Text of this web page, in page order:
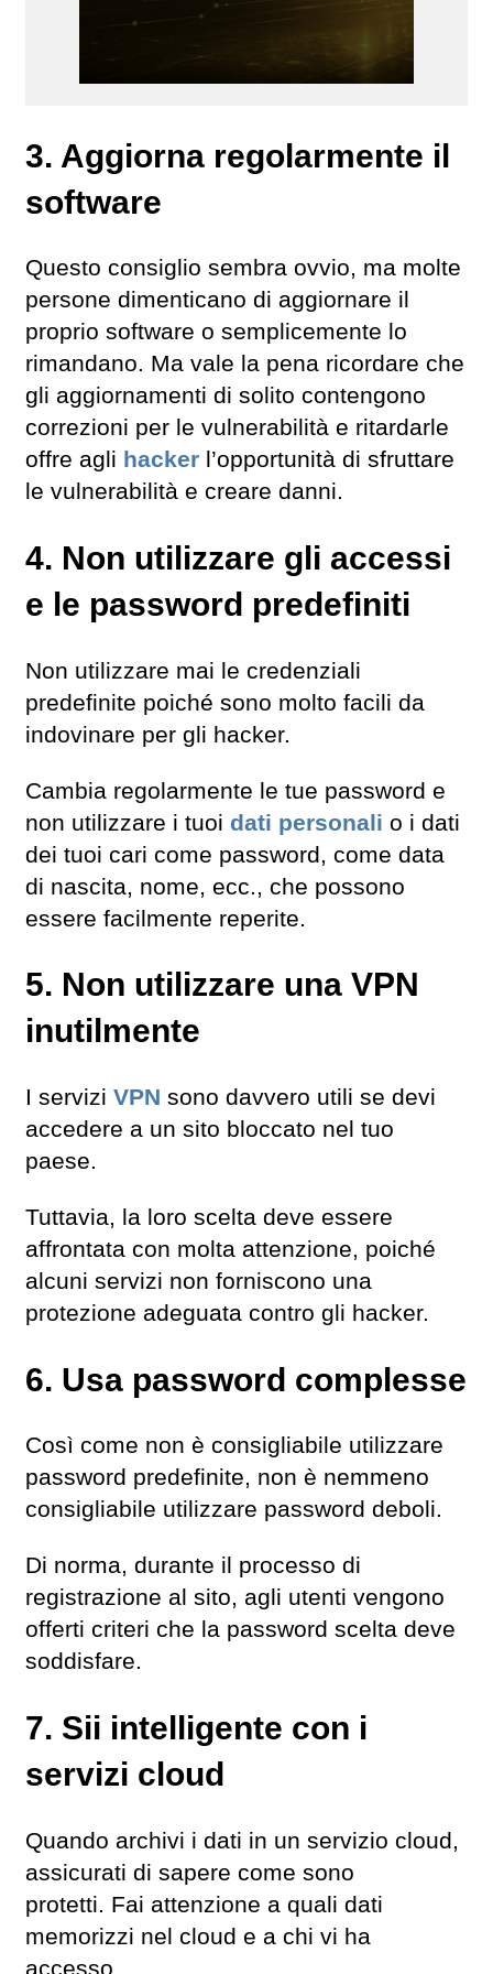
3. Aggiorna regolarmente il
software
Questo consiglio sembra ovvio, ma molte
persone dimenticano di aggiornare il
proprio software o semplicemente lo
rimandano. Ma vale la pena ricordare che
gli aggiornamenti di solito contengono
correzioni per le vulnerabilità e ritardarle
offre agli hacker l’opportunità di sfruttare
le vulnerabilità e creare danni.
4. Non utilizzare gli accessi
e le password predefiniti
Non utilizzare mai le credenziali
predefinite poiché sono molto facili da
indovinare per gli hacker.
Cambia regolarmente le tue password e
non utilizzare i tuoi dati personali o i dati
dei tuoi cari come password, come data
di nascita, nome, ecc., che possono
essere facilmente reperite.
5. Non utilizzare una VPN
inutilmente
I servizi VPN sono davvero utili se devi
accedere a un sito bloccato nel tuo
paese.
Tuttavia, la loro scelta deve essere
affrontata con molta attenzione, poiché
alcuni servizi non forniscono una
protezione adeguata contro gli hacker.
6. Usa password complesse
Così come non è consigliabile utilizzare
password predefinite, non è nemmeno
consigliabile utilizzare password deboli.
Di norma, durante il processo di
registrazione al sito, agli utenti vengono
offerti criteri che la password scelta deve
soddisfare.
7. Sii intelligente con i
servizi cloud
Quando archivi i dati in un servizio cloud,
assicurati di sapere come sono
protetti. Fai attenzione a quali dati
memorizzi nel cloud e a chi vi ha
accesso.